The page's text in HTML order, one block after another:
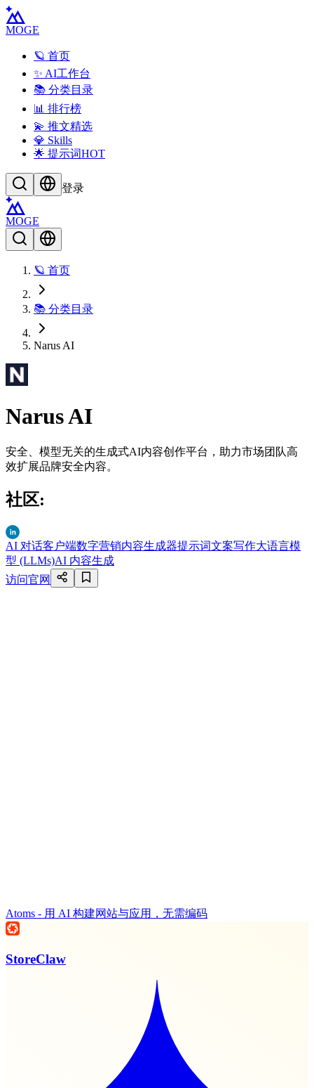
MOGE
🪐 首页
✨ AI工作台
📚 分类目录
📊 排行榜
💫 推文精选
💎 Skills
🌟 提示词HOT
登录
MOGE
🪐 首页
📚 分类目录
Narus AI
Narus AI
安全、模型无关的生成式AI内容创作平台，助力市场团队高
效扩展品牌安全内容。
社区:
AI 对话客户端数字营销内容生成器提示词文案写作大语言模
型 (LLMs)AI 内容生成
访问官网
Atoms - 用 AI 构建网站与应用，无需编码
StoreClaw